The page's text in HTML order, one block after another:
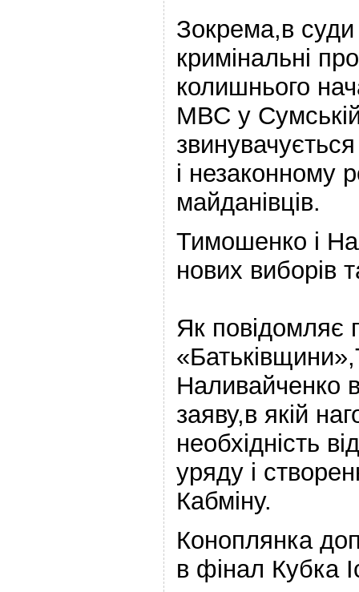
Зокрема,в
кримінальні
колишнього
МВС у
і незаконному
майданівців.
Тимошенко і
нових виборів
Як повідомляє
Наливайченко
заяву,в якій
необхідність
уряду і
Кабміну.
Коноплянка
в фінал Кубка